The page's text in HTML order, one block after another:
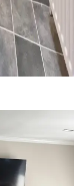
Boya,
süreçlerinde
Bu rehber,